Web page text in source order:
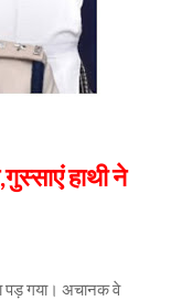
हाथी ने
पड़ गया। अचानक वे